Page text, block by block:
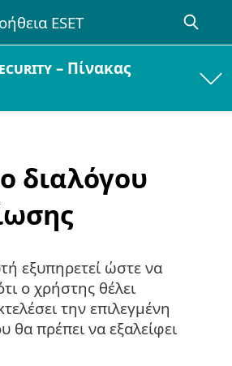
– Πίνακας
διαλόγου
εξυπηρετεί ώστε να
ο χρήστης θέλει
την επιλεγμένη
θα πρέπει να εξαλείφει